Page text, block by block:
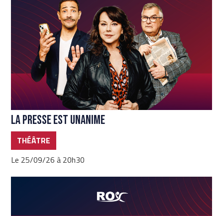
La presse est unanime
THÉÂTRE
Le 25/09/26 à 20h30